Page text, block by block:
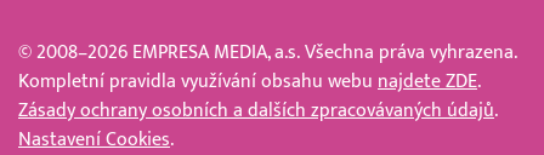
© 2008–2026 EMPRESA MEDIA, a.s. Všechna práva vyhrazena.
Kompletní pravidla využívání obsahu webu najdete ZDE.
Zásady ochrany osobních a dalších zpracovávaných údajů.
Nastavení Cookies.